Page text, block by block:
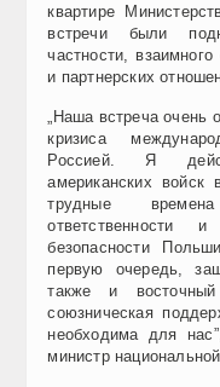
квартире
встречи были
частности,
и партнерских
„Наша встреча очень
кризиса
Россией. Я
американских
трудные
ответственности и
безопасности
первую очередь,
также и
союзническая
необходима для
министр